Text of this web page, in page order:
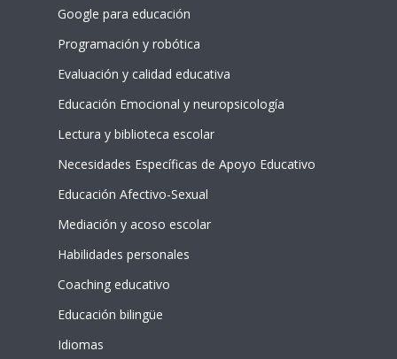
Google para educación
Programación y robótica
Evaluación y calidad educativa
Educación Emocional y neuropsicología
Lectura y biblioteca escolar
Necesidades Específicas de Apoyo Educativo
Educación Afectivo-Sexual
Mediación y acoso escolar
Habilidades personales
Coaching educativo
Educación bilingüe
Idiomas